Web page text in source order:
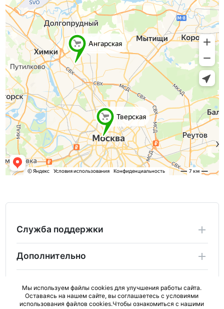
Служба поддержки
Дополнительно
Мы используем файлы cookies для улучшения работы сайта.
Оставаясь на нашем сайте, вы соглашаетесь с условиями
использования файлов cookies.Чтобы ознакомиться с нашими